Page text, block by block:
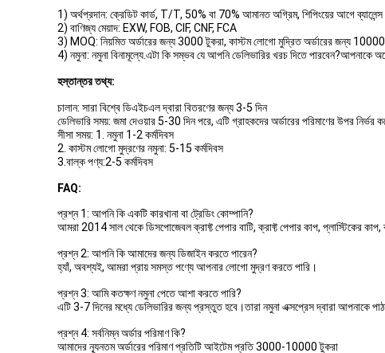
1) অর্থপ্রদান: ক্রেডিট কার্ড, T/T, 50% বা 70% আমানত অগ্রিম, শিপিংয়ের আগে
2) বাণিজ্য মেয়াদ: EXW, FOB, CIF, CNF, FCA
3) MOQ: নিয়মিত অর্ডারের জন্য 3000 টুকরা, কাস্টম লোগো মুদ্রিত অর্ডারের জন্য
4) নমুনা: নমুনা বিনামূল্যে.এটা কি সম্ভব যে আপনি ডেলিভারির খরচ দিতে পারবেন?আপনাকে
হস্তান্তর তথ্য:
চালান: সারা বিশ্বে ডিএইচএল দ্বারা বিতরণের জন্য 3-5 দিন
ডেলিভারি সময়: জমা দেওয়ার 5-30 দিন পরে, এটি গ্রাহকদের অর্ডারের পরিমাণের উপর নির্ভর
সীসা সময়: 1. নমুনা 1-2 কর্মদিবস
2. কাস্টম লোগো মুদ্রণের নমুনা: 5-15 কর্মদিবস
3.বাল্ক পণ্য:2-5 কর্মদিবস
FAQ:
প্রশ্ন 1: আপনি কি একটি কারখানা বা ট্রেডিং কোম্পানি?
আমরা 2014 সাল থেকে ডিসপোজেবল ক্রাফ্ট পেপার বাটি, ক্রাফ্ট পেপার কাপ, প্লাস্টিকের
প্রশ্ন 2: আপনি কি আমাদের জন্য ডিজাইন করতে পারেন?
হ্যাঁ, অবশ্যই, আমরা প্রায় সমস্ত পণ্যে আপনার লোগো মুদ্রণ করতে পারি।
প্রশ্ন 3: আমি কতক্ষণ নমুনা পেতে আশা করতে পারি?
এটি 3-7 দিনের মধ্যে ডেলিভারির জন্য প্রস্তুত হবে।তারা নমুনা এক্সপ্রেস দ্বারা আপনাকে
প্রশ্ন 4: সর্বনিম্ন অর্ডার পরিমাণ কি?
আমাদের ন্যূনতম অর্ডারের পরিমাণ প্রতিটি আইটেম প্রতি 3000-10000 টুকরা